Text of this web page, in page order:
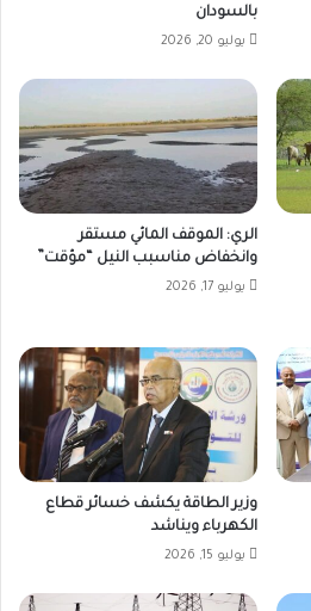
بالسودان
يوليو 20, 2026
الري: الموقف المائي مستقر
وانخفاض مناسبب النيل “مؤقت”
يوليو 17, 2026
وزير الطاقة يكشف خسائر قطاع
الكهرباء ويناشد
يوليو 15, 2026